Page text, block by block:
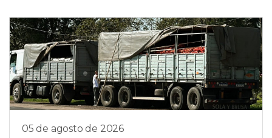
05 de agosto de 2026